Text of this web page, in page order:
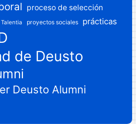
proceso de selección
proyectos sociales prácticas
de Deusto
Deusto Alumni